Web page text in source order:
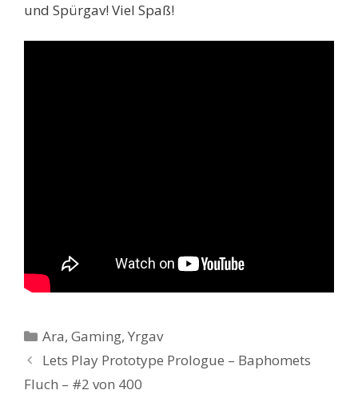
und Spürgav! Viel Spaß!
Kategorien
Ara,Gaming,Yrgav
Lets Play Prototype Prologue – Baphomets
Fluch – #2 von 400